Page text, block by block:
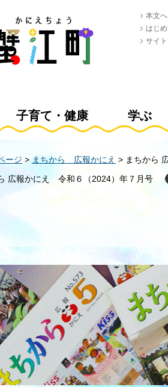
本文へ
はじ
サイ
子育て・健康 学ぶ
ージ >まちから 広報かにえ > まちから
広報かにえ 令和６（2024）年７月号